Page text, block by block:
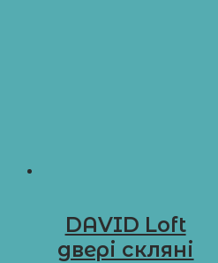
DAVID Loft
двері скляні